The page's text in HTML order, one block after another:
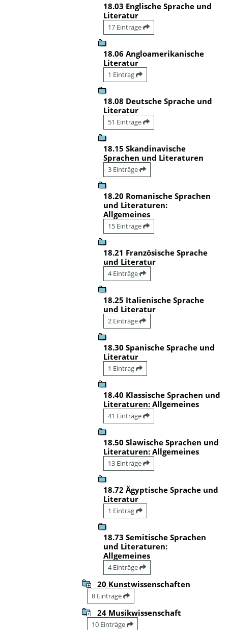
18.03 Englische Sprache und
Literatur
17 Einträge
18.06 Angloamerikanische
Literatur
1 Eintrag
18.08 Deutsche Sprache und
Literatur
51 Einträge
18.15 Skandinavische
Sprachen und Literaturen
3 Einträge
18.20 Romanische Sprachen
und Literaturen:
Allgemeines
15 Einträge
18.21 Französische Sprache
und Literatur
4 Einträge
18.25 Italienische Sprache
und Literatur
2 Einträge
18.30 Spanische Sprache und
Literatur
1 Eintrag
18.40 Klassische Sprachen und
Literaturen: Allgemeines
41 Einträge
18.50 Slawische Sprachen und
Literaturen: Allgemeines
13 Einträge
18.72 Ägyptische Sprache und
Literatur
1 Eintrag
18.73 Semitische Sprachen
und Literaturen:
Allgemeines
4 Einträge
20 Kunstwissenschaften
8 Einträge
24 Musikwissenschaft
10 Einträge